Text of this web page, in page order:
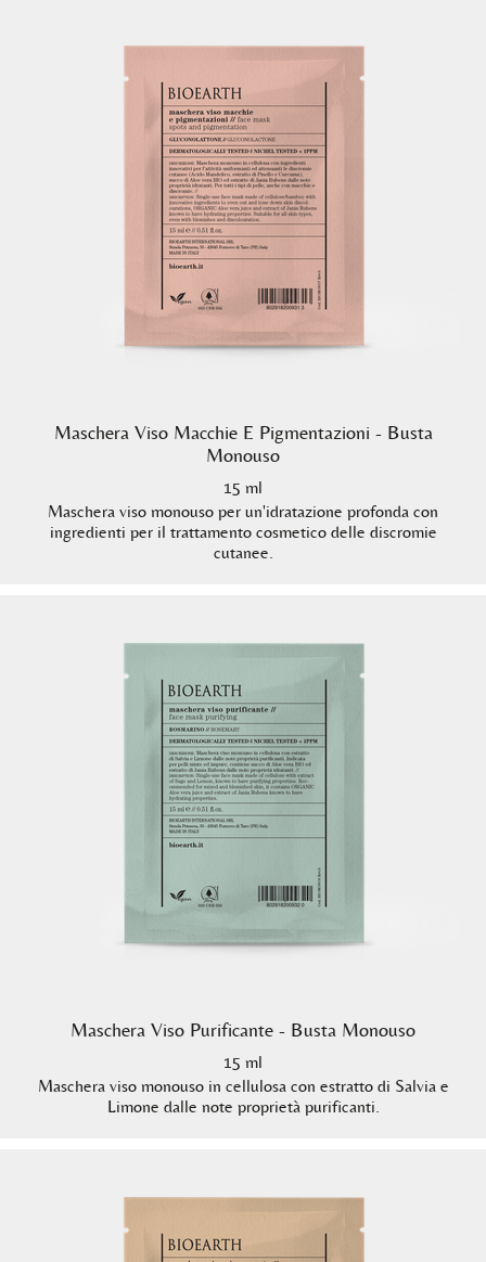
Maschera Viso Macchie E Pigmentazioni - Busta
Monouso
15 ml
Maschera viso monouso per un'idratazione profonda con
ingredienti per il trattamento cosmetico delle discromie
cutanee.
Maschera Viso Purificante - Busta Monouso
15 ml
Maschera viso monouso in cellulosa con estratto di Salvia e
Limone dalle note proprietà purificanti.